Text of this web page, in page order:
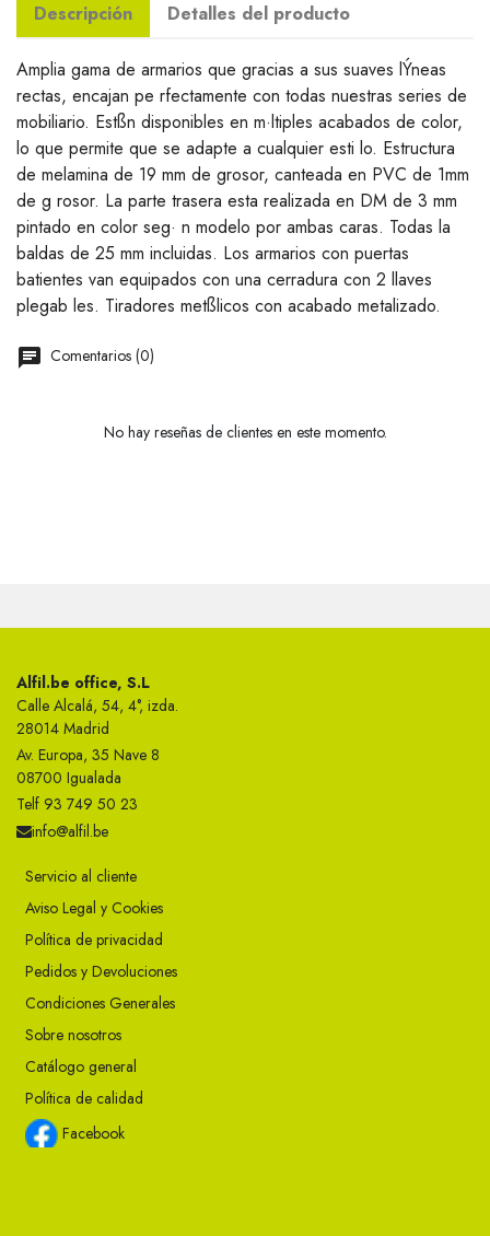
Descripción Detalles del producto
Amplia gama de armarios que gracias a sus suaves lÝneas
rectas, encajan pe rfectamente con todas nuestras series de
mobiliario. Estßn disponibles en m·ltiples acabados de color,
lo que permite que se adapte a cualquier esti lo. Estructura
de melamina de 19 mm de grosor, canteada en PVC de 1mm
de g rosor. La parte trasera esta realizada en DM de 3 mm
pintado en color seg· n modelo por ambas caras. Todas la
baldas de 25 mm incluidas. Los armarios con puertas
batientes van equipados con una cerradura con 2 llaves
plegab les. Tiradores metßlicos con acabado metalizado.
Comentarios (0)
No hay reseñas de clientes en este momento.
Alfil.be office, S.L
Calle Alcalá, 54, 4°, izda.
28014 Madrid
Av. Europa, 35 Nave 8
08700 Igualada
Telf 93 749 50 23
info@alfil.be
Servicio al cliente
Aviso Legal y Cookies
Política de privacidad
Pedidos y Devoluciones
Condiciones Generales
Sobre nosotros
Catálogo general
Política de calidad
Facebook